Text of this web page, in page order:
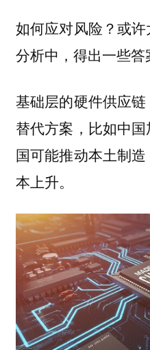
如何应对风险？或
分析中，得出一些答
基础层的硬件供应链
替代方案，比如中
国可能推动本土制
本上升。